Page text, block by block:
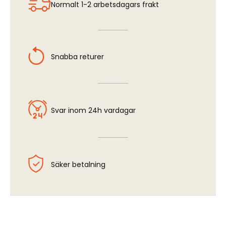
Normalt 1-2 arbetsdagars frakt
Snabba returer
Svar inom 24h vardagar
Säker betalning